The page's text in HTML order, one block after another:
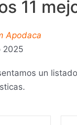
11
Apodaca
2025
un